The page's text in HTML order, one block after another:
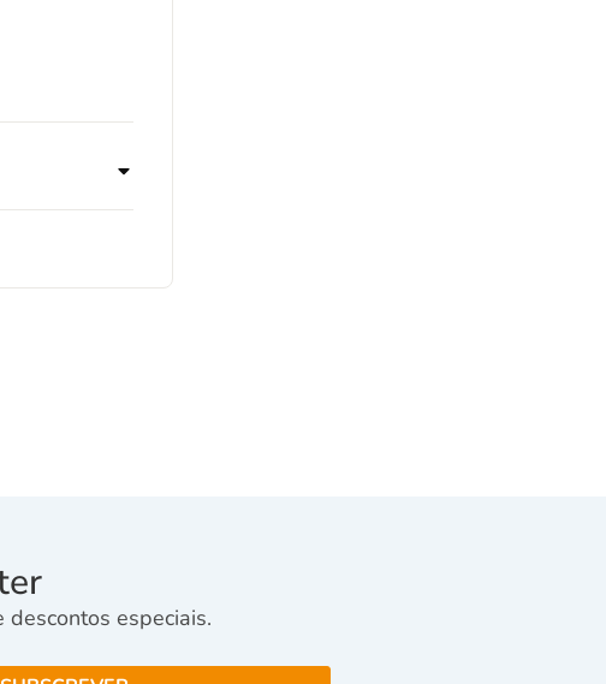
descontos especiais.